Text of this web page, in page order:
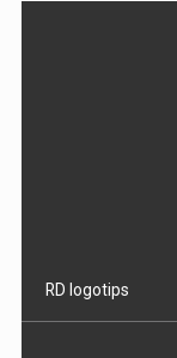
RD logotips